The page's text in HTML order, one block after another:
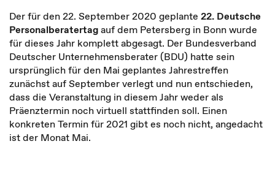
Der für den 22. September 2020 geplante 22. Deutsche
Personalberatertagauf dem Petersberg in Bonn wurde
für dieses Jahr komplett abgesagt. Der Bundesverband
Deutscher Unternehmensberater (BDU) hatte sein
ursprünglich für den Mai geplantes Jahrestreffen
zunächst auf September verlegt und nun entschieden,
dass die Veranstaltung in diesem Jahr weder als
Präenztermin noch virtuell stattfinden soll. Einen
konkreten Termin für 2021 gibt es noch nicht, angedacht
ist der Monat Mai.